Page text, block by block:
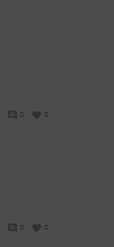
0 0
0 0